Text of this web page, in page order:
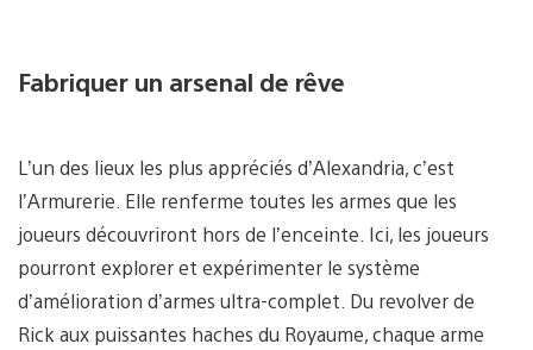
Fabriquer un arsenal de rêve
L’un des lieux les plus appréciés d’Alexandria, c’est
l’Armurerie. Elle renferme toutes les armes que les
joueurs découvriront hors de l’enceinte. Ici, les joueurs
pourront explorer et expérimenter le système
d’amélioration d’armes ultra-complet. Du revolver de
Rick aux puissantes haches du Royaume, chaque arme